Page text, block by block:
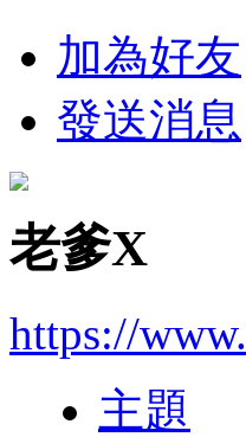
加為好友
發送消息
老爹X
https://
主題